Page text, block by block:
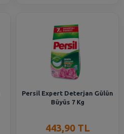
Persil Expert Deterjan Gülün
Büyüs 7 Kg
443,90 TL